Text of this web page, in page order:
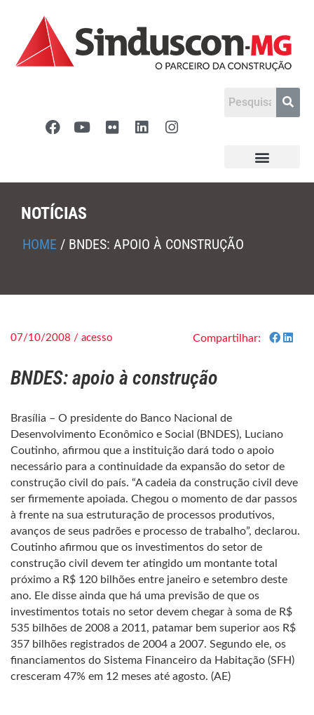
NOTÍCIAS
HOME / BNDES: APOIO À CONSTRUÇÃO
07/10/2008 / acesso Compartilhar:
BNDES: apoio à construção
Brasília – O presidente do Banco Nacional de
Desenvolvimento Econômico e Social (BNDES), Luciano
Coutinho, afirmou que a instituição dará todo o apoio
necessário para a continuidade da expansão do setor de
construção civil do país. “A cadeia da construção civil deve
ser firmemente apoiada. Chegou o momento de dar passos
à frente na sua estruturação de processos produtivos,
avanços de seus padrões e processo de trabalho”, declarou.
Coutinho afirmou que os investimentos do setor de
construção civil devem ter atingido um montante total
próximo a R$ 120 bilhões entre janeiro e setembro deste
ano. Ele disse ainda que há uma previsão de que os
investimentos totais no setor devem chegar à soma de R$
535 bilhões de 2008 a 2011, patamar bem superior aos R$
357 bilhões registrados de 2004 a 2007. Segundo ele, os
financiamentos do Sistema Financeiro da Habitação (SFH)
cresceram 47% em 12 meses até agosto. (AE)